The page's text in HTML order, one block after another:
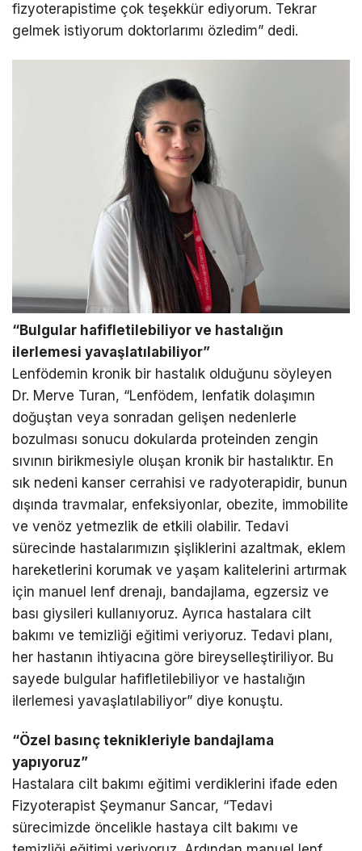
fizyoterapistime çok teşekkür ediyorum. Tekrar
gelmek istiyorum doktorlarımı özledim” dedi.
“Bulgular hafifletilebiliyor ve hastalığın
ilerlemesi yavaşlatılabiliyor”
Lenfödemin kronik bir hastalık olduğunu söyleyen
Dr. Merve Turan, “Lenfödem, lenfatik dolaşımın
doğuştan veya sonradan gelişen nedenlerle
bozulması sonucu dokularda proteinden zengin
sıvının birikmesiyle oluşan kronik bir hastalıktır. En
sık nedeni kanser cerrahisi ve radyoterapidir, bunun
dışında travmalar, enfeksiyonlar, obezite, immobilite
ve venöz yetmezlik de etkili olabilir. Tedavi
sürecinde hastalarımızın şişliklerini azaltmak, eklem
hareketlerini korumak ve yaşam kalitelerini artırmak
için manuel lenf drenajı, bandajlama, egzersiz ve
bası giysileri kullanıyoruz. Ayrıca hastalara cilt
bakımı ve temizliği eğitimi veriyoruz. Tedavi planı,
her hastanın ihtiyacına göre bireyselleştiriliyor. Bu
sayede bulgular hafifletilebiliyor ve hastalığın
ilerlemesi yavaşlatılabiliyor” diye konuştu.
“Özel basınç teknikleriyle bandajlama
yapıyoruz”
Hastalara cilt bakımı eğitimi verdiklerini ifade eden
Fizyoterapist Şeymanur Sancar, “Tedavi
sürecimizde öncelikle hastaya cilt bakımı ve